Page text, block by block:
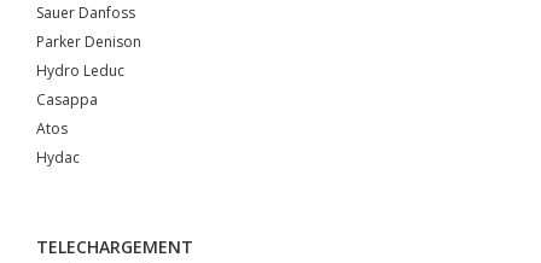
Sauer Danfoss
Parker Denison
Hydro Leduc
Casappa
Atos
Hydac
TELECHARGEMENT